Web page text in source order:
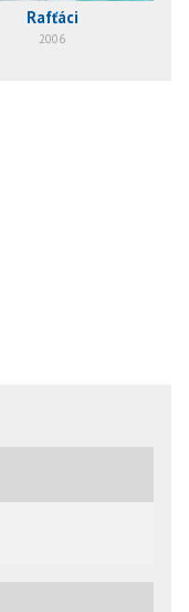
Rafťáci
2006